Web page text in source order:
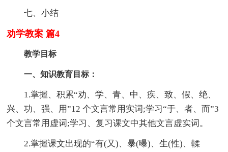
七、小结
劝学教案 篇4
教学目标
一、知识教育目标：
1.掌握、积累“劝、学、青、中、疾、致、假、绝、
兴、功、强、用”12 个文言常用实词;学习“于、者、而”3
个文言常用虚词;学习、复习课文中其他文言虚实词。
2.掌握课文出现的“有(又)、暴(曝)、生(性)、輮